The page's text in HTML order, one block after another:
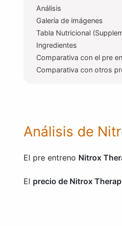
Análisis
Galería de imágenes
Tabla Nutricional
Ingredientes
Comparativa con el pre
Comparativa con otros
Análisis de
El pre entreno Nitrox
El precio de Nitrox